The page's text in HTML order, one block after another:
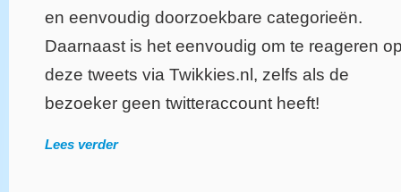
en eenvoudig doorzoekbare categorieën.
Daarnaast is het eenvoudig om te reageren
deze tweets via Twikkies.nl, zelfs als de
bezoeker geen twitteraccount heeft!
Lees verder